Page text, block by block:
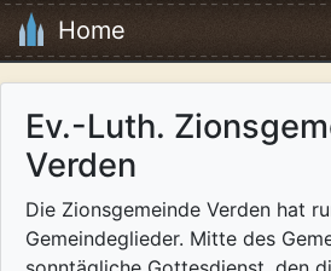
Home
Ev.-Luth.
Verden
Die Zionsgemeinde Verden hat
Gemeindeglieder. Mitte des